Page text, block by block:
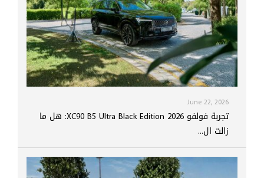
June 22, 2026
تجربة فولفو XC90 B5 Ultra Black Edition 2026: هل ما
زالت ال...